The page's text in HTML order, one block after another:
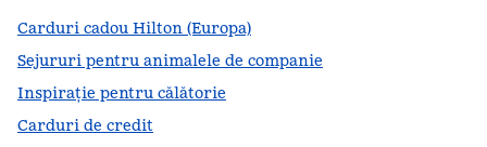
Carduri cadou Hilton (Europa)
Sejururi pentru animalele de companie
Inspirație pentru călătorie
Carduri de credit